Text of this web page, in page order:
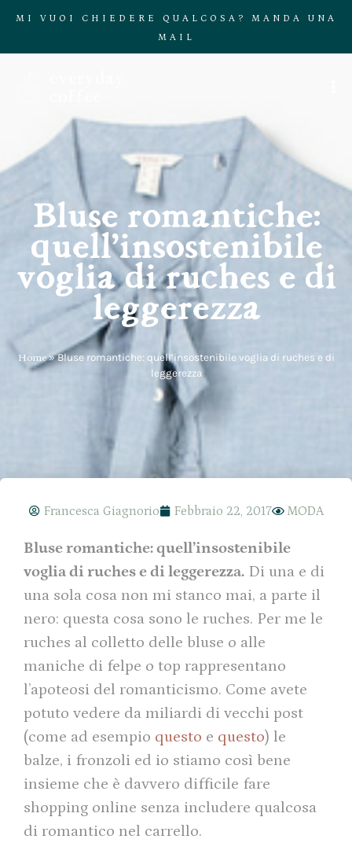
MI VUOI CHIEDERE QUALCOSA? MANDA UNA
MAIL
Bluse romantiche:
quell’insostenibile
voglia di ruches e di
leggerezza
Home»Bluse romantiche: quell’insostenibile voglia di ruches e di
leggerezza
Francesca Giagnorio Febbraio 22, 2017 MODA
Bluse romantiche: quell’insostenibile
voglia di ruches e di leggerezza. Di una e di
una sola cosa non mi stanco mai, a parte il
nero: questa cosa sono le ruches. Per me le
ruches al colletto delle bluse o alle
maniche di felpe o top rappresentano
l’apoteosi del romanticismo. Come avete
potuto vedere da miliardi di vecchi post
(come ad esempio questo e questo) le
balze, i fronzoli ed io stiamo così bene
insieme che è davvero difficile fare
shopping online senza includere qualcosa
di romantico nel carrello.